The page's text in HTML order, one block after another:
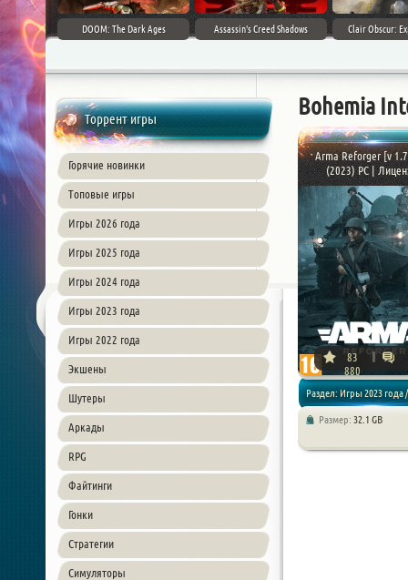
DOOM: The Dark Ages Assassin's Creed Shadows Clair Obscur:
Торрент игры
Горячие новинки
Топовые игры
Игры 2026 года
Игры 2025 года
Игры 2024 года
Игры 2023 года
Игры 2022 года
Экшены
Шутеры
Аркады
RPG
Файтинги
Гонки
Стратегии
Симуляторы
Bohemia
Arma Reforger [v
(2023) PC |
83
880
Раздел: Игры 2023 года /
Размер: 32.1 GB